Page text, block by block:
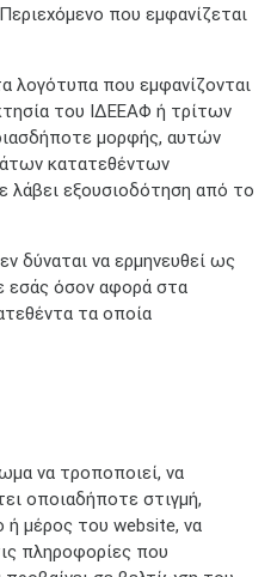
που εμφανίζεται
λογότυπα που εμφανίζονται
του ΙΔΕΕΑΦ ή τρίτων
μορφής, αυτών
κατατεθέντων
λάβει εξουσιοδότηση από τo
δύναται να ερμηνευθεί ως
εσάς όσον αφορά στα
τα οποία
να τροποποιεί, να
οποιαδήποτε στιγμή,
ή μέρος του website, να
πληροφορίες που